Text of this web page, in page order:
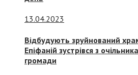
13.04.2023
Відбудують зруйнований
Епіфаній зустрівся з
громади